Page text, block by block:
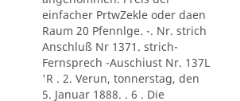
einfacher PrtwZekle oder daen
Raum 20 Pfennlge. -. Nr. strich
Anschluß Nr 1371. strich-
Fernsprech -Auschiust Nr. 137L
'R . 2. Verun, tonnerstag, den
5. Januar 1888. . 6 . Die